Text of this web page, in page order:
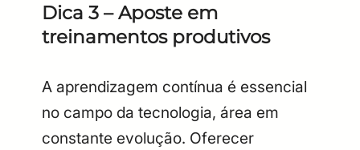
Dica 3 – Aposte em
treinamentos produtivos
A aprendizagem contínua é essencial
no campo da tecnologia, área em
constante evolução. Oferecer